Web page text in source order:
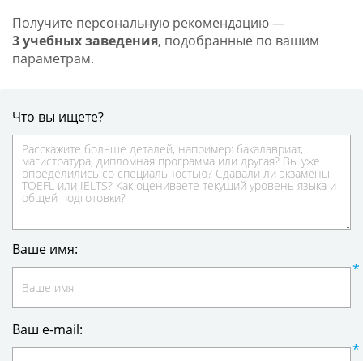
Получите персональную рекомендацию —
3 учебных заведения, подобранные по вашим
параметрам.
Что вы ищете?
Ваше имя:
Ваш e-mail: